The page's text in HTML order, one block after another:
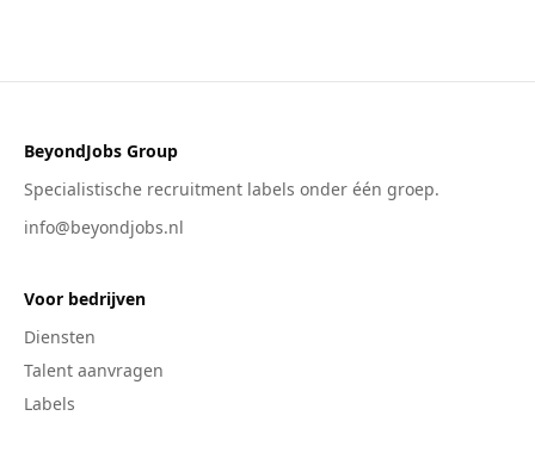
BeyondJobs Group
Specialistische recruitment labels onder één groep.
info@beyondjobs.nl
Voor bedrijven
Diensten
Talent aanvragen
Labels